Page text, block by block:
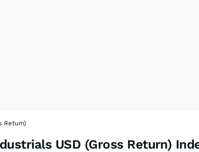
Return)
USD (Gross Return)